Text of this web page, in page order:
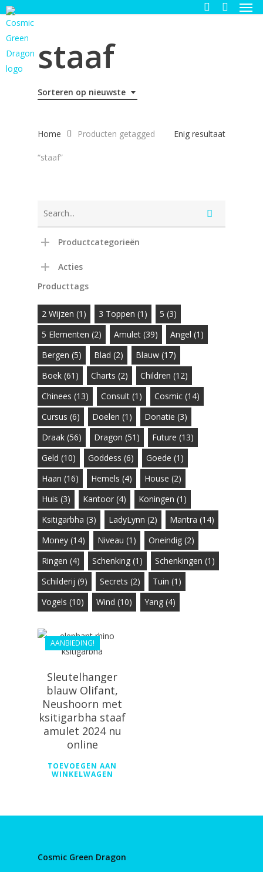
Skip
to
main
content
staaf
Sorteren op nieuwste
Enig resultaat
Home Producten getagged
“staaf”
Productcategorieën
Acties
Producttags
2 Wijzen (1) 3 Toppen (1) 5 (3)
5 Elementen (2) Amulet (39) Angel (1)
Bergen (5) Blad (2) Blauw (17)
Boek (61) Charts (2) Children (12)
Chinees (13) Consult (1) Cosmic (14)
Cursus (6) Doelen (1) Donatie (3)
Draak (56) Dragon (51) Future (13)
Geld (10) Goddess (6) Goede (1)
Haan (16) Hemels (4) House (2)
Huis (3) Kantoor (4) Koningen (1)
Ksitigarbha (3) LadyLynn (2) Mantra (14)
Money (14) Niveau (1) Oneindig (2)
Ringen (4) Schenking (1) Schenkingen (1)
Schilderij (9) Secrets (2) Tuin (1)
Vogels (10) Wind (10) Yang (4)
AANBIEDING!
€55.99
€44.99
Sleutelhanger
blauw Olifant,
Neushoorn met
ksitigarbha staaf
amulet 2024 nu
online
TOEVOEGEN AAN
WINKELWAGEN
Cosmic Green Dragon